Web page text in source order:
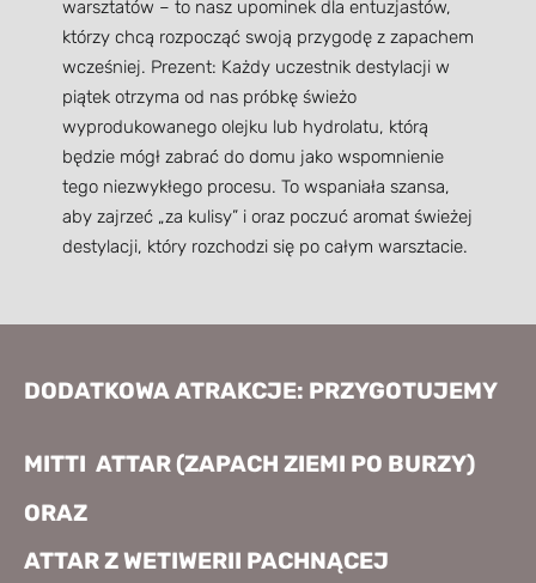
warsztatów – to nasz upominek dla entuzjastów,
którzy chcą rozpocząć swoją przygodę z zapachem
wcześniej. Prezent: Każdy uczestnik destylacji w
piątek otrzyma od nas próbkę świeżo
wyprodukowanego olejku lub hydrolatu, którą
będzie mógł zabrać do domu jako wspomnienie
tego niezwykłego procesu. To wspaniała szansa,
aby zajrzeć „za kulisy” i oraz poczuć aromat świeżej
destylacji, który rozchodzi się po całym warsztacie.
DODATKOWA ATRAKCJE: PRZYGOTUJEMY
MITTI ATTAR (ZAPACH ZIEMI PO BURZY)
ORAZ
ATTAR Z WETIWERII PACHNĄCEJ